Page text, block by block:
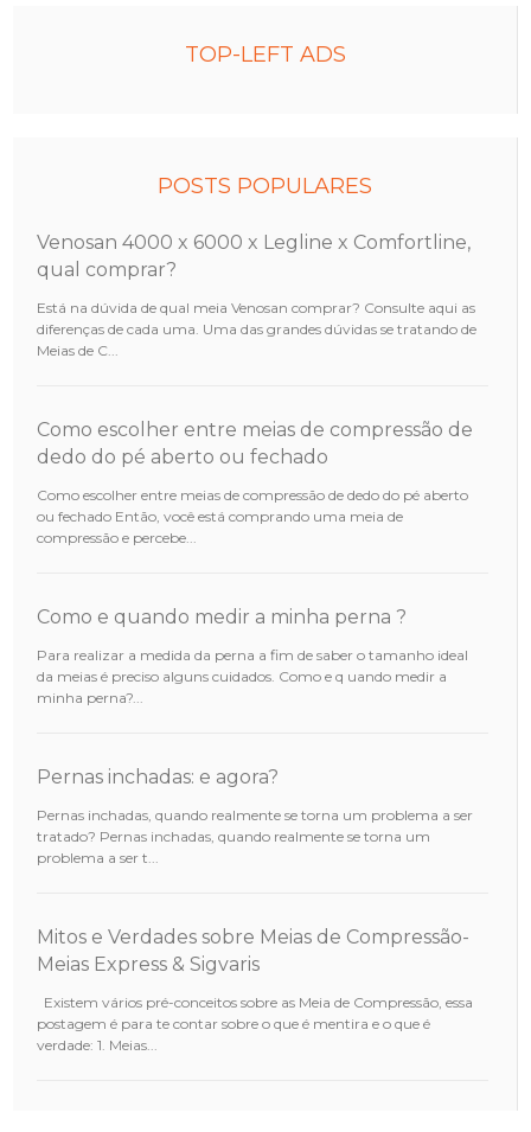
TOP-LEFT ADS
POSTS POPULARES
Venosan 4000 x 6000 x Legline x Comfortline,
qual comprar?
Está na dúvida de qual meia Venosan comprar? Consulte aqui as
diferenças de cada uma. Uma das grandes dúvidas se tratando de
Meias de C...
Como escolher entre meias de compressão de
dedo do pé aberto ou fechado
Como escolher entre meias de compressão de dedo do pé aberto
ou fechado Então, você está comprando uma meia de
compressão e percebe...
Como e quando medir a minha perna ?
Para realizar a medida da perna a fim de saber o tamanho ideal
da meias é preciso alguns cuidados. Como e q uando medir a
minha perna?...
Pernas inchadas: e agora?
Pernas inchadas, quando realmente se torna um problema a ser
tratado? Pernas inchadas, quando realmente se torna um
problema a ser t...
Mitos e Verdades sobre Meias de Compressão-
Meias Express & Sigvaris
Existem vários pré-conceitos sobre as Meia de Compressão, essa
postagem é para te contar sobre o que é mentira e o que é
verdade: 1. Meias...